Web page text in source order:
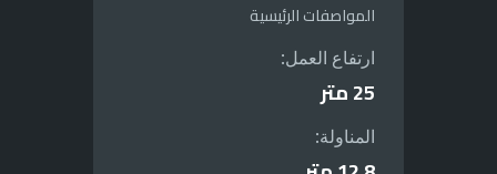
المواصفات الرئيسية
ارتفاع العمل:
25 متر
المناولة: